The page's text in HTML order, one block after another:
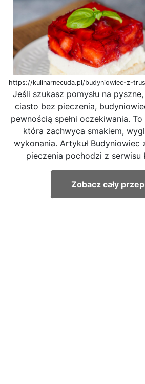
https://kulinarnecuda.pl/budyniowiec-z-
Jeśli szukasz pomysłu na
ciasto bez pieczenia,
pewnością spełni oczekiwania.
która zachwyca smakiem,
wykonania. Artykuł Budyniowiec
pieczenia pochodzi z serwisu
Zobacz cały